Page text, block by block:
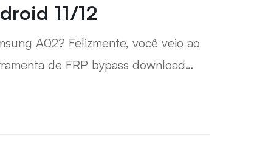
11/12
A02? Felizmente, você veio ao
de FRP bypass download